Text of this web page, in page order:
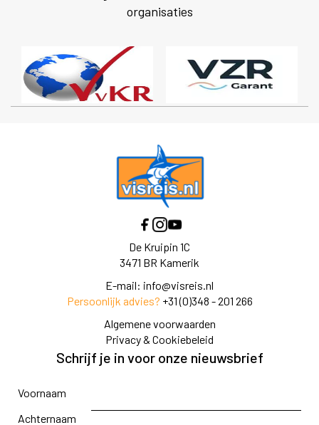
organisaties
De Kruipin 1C
3471 BR Kamerik
E-mail: info@visreis.nl
Persoonlijk advies? +31 (0)348 - 201 266
Algemene voorwaarden
Privacy & Cookiebeleid
Schrijf je in voor onze nieuwsbrief
Voornaam
Achternaam